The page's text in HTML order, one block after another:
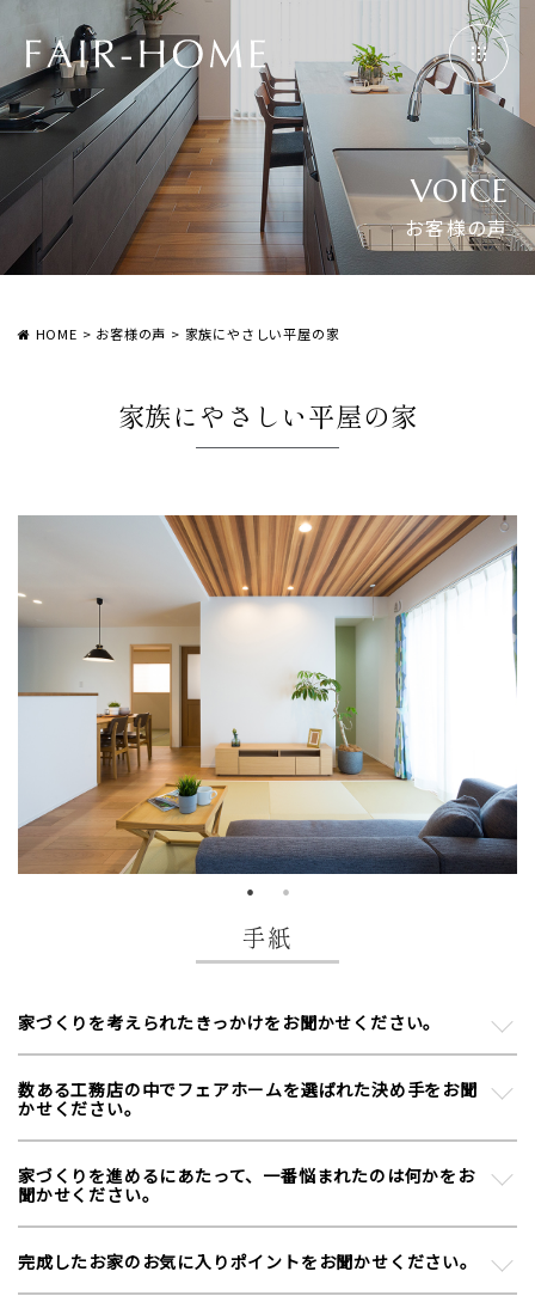
VOICE
お客様の声
HOME > お客様の声 > 家族にやさしい平屋の家
家族にやさしい平屋の家
手紙
家づくりを考えられたきっかけをお聞かせください。
数ある工務店の中でフェアホームを選ばれた決め手をお聞
かせください。
家づくりを進めるにあたって、一番悩まれたのは何かをお
聞かせください。
完成したお家のお気に入りポイントをお聞かせください。